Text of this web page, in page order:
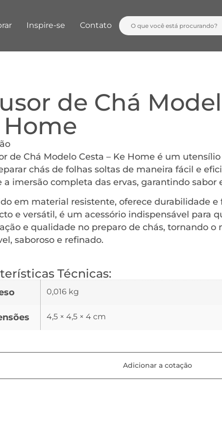
Inspire-se Contato
de Chá
Home
de Chá Modelo Cesta – Ke Home é um
chás de folhas soltas de maneira fácil e
a imersão completa das ervas, garantindo sabor
em material resistente, oferece durabilidade
e versátil, é um acessório indispensável para
e qualidade no preparo de chás, tornando
saboroso e refinado.
Técnicas:
0,016 kg
4,5 × 4,5 × 4 cm
Adicionar a cotação